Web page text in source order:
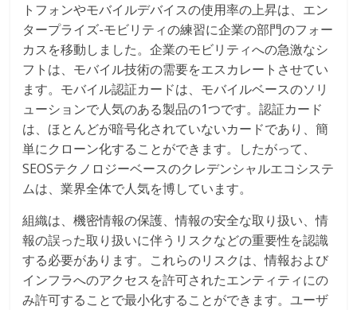
トフォンやモバイルデバイスの使用率の上昇は、エン
タープライズ-モビリティの練習に企業の部門のフォー
カスを移動しました。企業のモビリティへの急激なシ
フトは、モバイル技術の需要をエスカレートさせてい
ます。モバイル認証カードは、モバイルベースのソリ
ューションで人気のある製品の1つです。認証カード
は、ほとんどが暗号化されていないカードであり、簡
単にクローン化することができます。したがって、
SEOSテクノロジーベースのクレデンシャルエコシステ
ムは、業界全体で人気を博しています。
組織は、機密情報の保護、情報の安全な取り扱い、情
報の誤った取り扱いに伴うリスクなどの重要性を認識
する必要があります。これらのリスクは、情報および
インフラへのアクセスを許可されたエンティティにの
み許可することで最小化することができます。ユーザ